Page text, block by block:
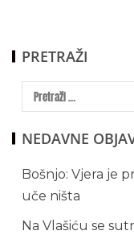
PRETRAŽI
NEDAVNE
Bošnjo: Vjera je
uče ništa
Na Vlašiću se